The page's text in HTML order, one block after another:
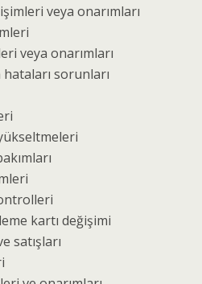
veya onarımları
veya onarımları
sorunları
kartı değişimi
satışları